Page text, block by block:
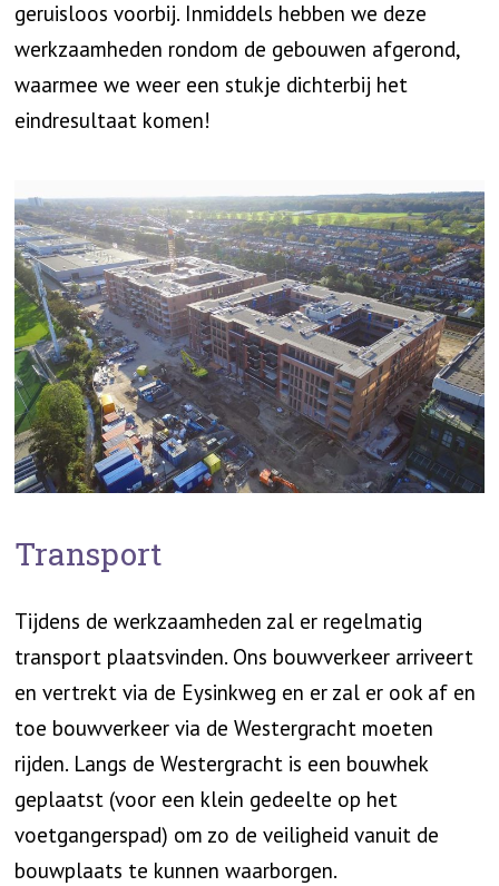
geruisloos voorbij. Inmiddels hebben we deze
werkzaamheden rondom de gebouwen afgerond,
waarmee we weer een stukje dichterbij het
eindresultaat komen!
Transport
Tijdens de werkzaamheden zal er regelmatig
transport plaatsvinden. Ons bouwverkeer arriveert
en vertrekt via de Eysinkweg en er zal er ook af en
toe bouwverkeer via de Westergracht moeten
rijden. Langs de Westergracht is een bouwhek
geplaatst (voor een klein gedeelte op het
voetgangerspad) om zo de veiligheid vanuit de
bouwplaats te kunnen waarborgen.